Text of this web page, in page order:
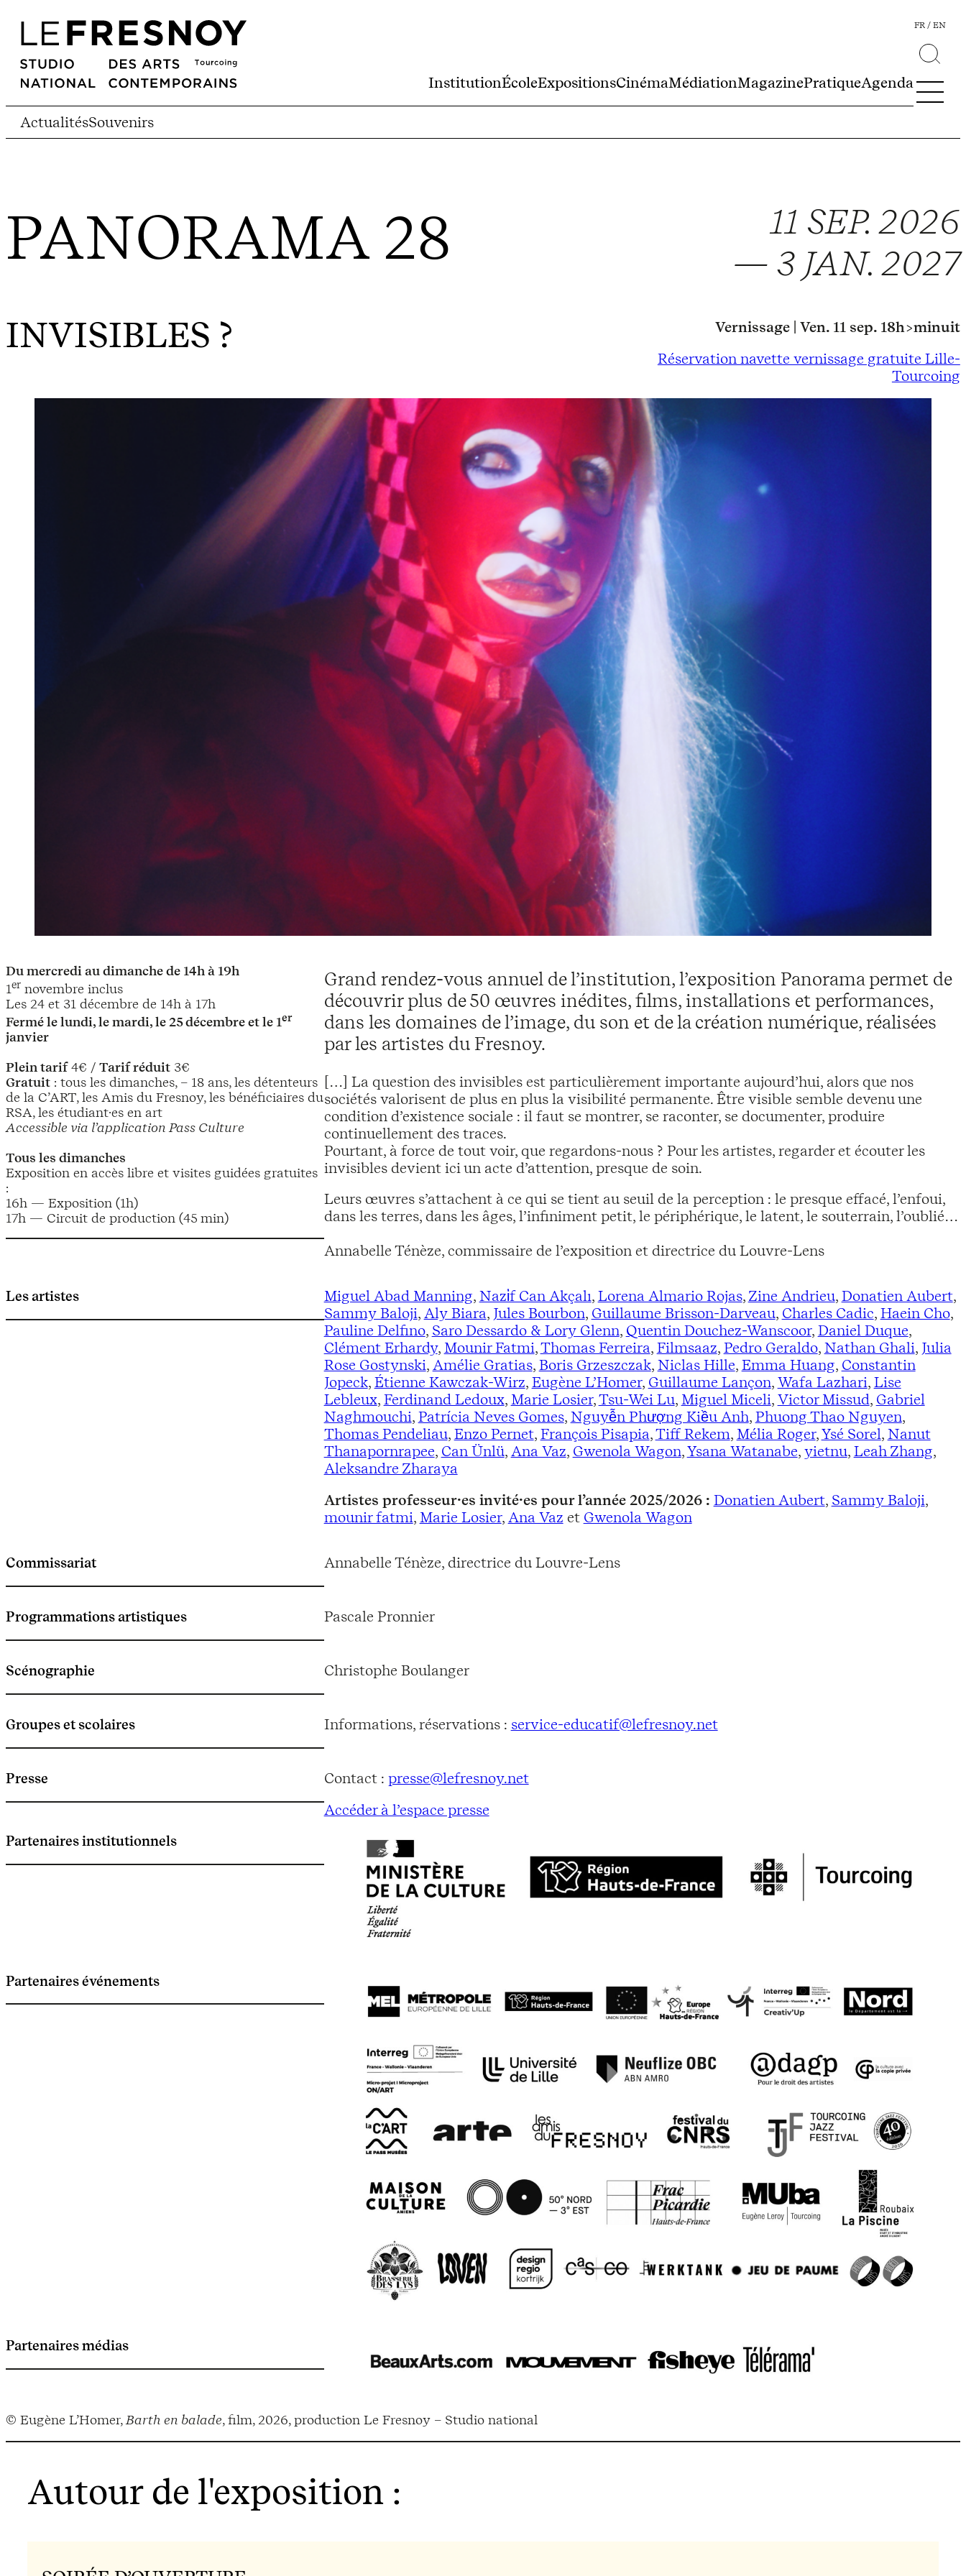
InstitutionÉcoleExpositionsCinémaMédiationMagazinePratiqueAgenda
FR EN
ActualitésSouvenirs
PANORAMA 28
INVISIBLES ?
11 SEP. 2026
— 3 JAN. 2027
Vernissage | Ven. 11 sep. 18h>minuit
Réservation navette vernissage gratuite Lille-
Tourcoing
Du mercredi au dimanche de 14h à 19h
1er novembre inclus
Les 24 et 31 décembre de 14h à 17h
Fermé le lundi, le mardi, le 25 décembre et le 1er
janvier
Plein tarif4€ / Tarif réduit 3€
Gratuit : tous les dimanches, – 18 ans, les détenteurs
de la C’ART, les Amis du Fresnoy, les bénéficiaires du
RSA, les étudiant·es en art
Accessible via l’application Pass Culture
Tous les dimanches
Exposition en accès libre et visites guidées gratuites
:
16h — Exposition (1h)
17h — Circuit de production (45 min)
Grand rendez-vous annuel de l’institution, l’exposition Panorama permet de
découvrir plus de 50 œuvres inédites, films, installations et performances,
dans les domaines de l’image, du son et de la création numérique, réalisées
par les artistes du Fresnoy.
[…] La question des invisibles est particulièrement importante aujourd’hui, alors que nos
sociétés valorisent de plus en plus la visibilité permanente. Être visible semble devenu une
condition d’existence sociale : il faut se montrer, se raconter, se documenter, produire
continuellement des traces.
Pourtant, à force de tout voir, que regardons-nous ? Pour les artistes, regarder et écouter les
invisibles devient ici un acte d’attention, presque de soin.
Leurs œuvres s’attachent à ce qui se tient au seuil de la perception : le presque effacé, l’enfoui,
dans les terres, dans les âges, l’infiniment petit, le périphérique, le latent, le souterrain, l’oublié…
Annabelle Ténèze, commissaire de l’exposition et directrice du Louvre-Lens
Les artistes Miguel Abad Manning, Nazi̇f Can Akçalı, Lorena Almario Rojas, Zine Andrieu, Donatien Aubert,
Sammy Baloji, Aly Biara, Jules Bourbon, Guillaume Brisson-Darveau, Charles Cadic, Haein Cho,
Pauline Delfino, Saro Dessardo & Lory Glenn, Quentin Douchez-Wanscoor, Daniel Duque,
Clément Erhardy, Mounir Fatmi,Thomas Ferreira, Filmsaaz, Pedro Geraldo, Nathan Ghali, Julia
Rose Gostynski, Amélie Gratias, Boris Grzeszczak, Niclas Hille, Emma Huang, Constantin
Jopeck, Étienne Kawczak-Wirz, Eugène L’Homer, Guillaume Lançon, Wafa Lazhari, Lise
Lebleux, Ferdinand Ledoux, Marie Losier,Tsu-Wei Lu, Miguel Miceli, Victor Missud, Gabriel
Naghmouchi, Patrícia Neves Gomes, Nguyễn Phượng Kiều Anh, Phuong Thao Nguyen,
Thomas Pendeliau, Enzo Pernet, François Pisapia,Tiff Rekem, Mélia Roger,Ysé Sorel, Nanut
Thanapornrapee, Can Ünlü, Ana Vaz, Gwenola Wagon,Ysana Watanabe, yietnu, Leah Zhang,
Aleksandre Zharaya
Artistes professeur·es invité·es pour l’année 2025/2026 : Donatien Aubert, Sammy Baloji,
mounir fatmi, Marie Losier, Ana Vaz et Gwenola Wagon
Commissariat Annabelle Ténèze, directrice du Louvre-Lens
Programmations artistiques Pascale Pronnier
Scénographie Christophe Boulanger
Groupes et scolaires Informations, réservations : service-educatif@lefresnoy.net
Presse Contact : presse@lefresnoy.net
Accéder à l’espace presse
Partenaires institutionnels
Partenaires événements
Partenaires médias
©️ Eugène L’Homer, Barth en balade, film, 2026, production Le Fresnoy – Studio national
Autour de l'exposition :